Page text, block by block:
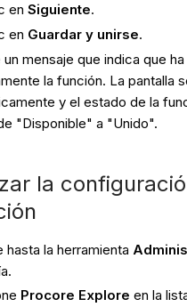
en Siguiente.
en Guardar y unirse.
mensaje que indica que
la función. La pantalla
y el estado de la
"Disponible" a "Unido".
la
hasta la herramienta
Procore Explore en la